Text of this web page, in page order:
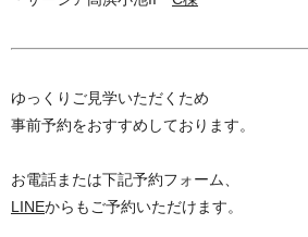
ゆっくりご見学いただくため
事前予約をおすすめしております。
お電話または下記予約フォーム、
LINEからもご予約いただけます。